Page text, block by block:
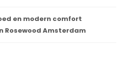
en modern comfort
Rosewood Amsterdam